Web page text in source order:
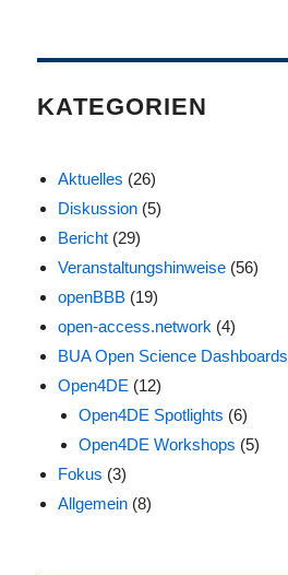
KATEGORIEN
Aktuelles (26)
Diskussion (5)
Bericht (29)
Veranstaltungshinweise (56)
openBBB (19)
open-access.network (4)
BUA Open Science Dashboards
Open4DE (12)
Open4DE Spotlights (6)
Open4DE Workshops (5)
Fokus (3)
Allgemein (8)